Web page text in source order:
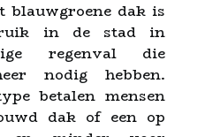
blauwgroene dak is
in de stad in
regenval die
nodig hebben.
betalen mensen
dak of een op